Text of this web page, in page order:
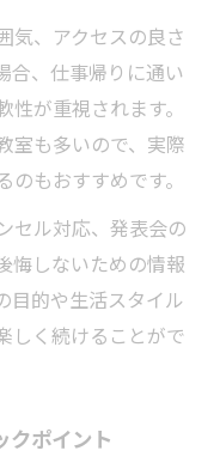
気、アクセスの良さ
合、仕事帰りに通い
が重視されます。
室も多いので、実際
もおすすめです。
セル対応、発表会の
悔しないための情報
目的や生活スタイル
しく続けることがで
クポイント